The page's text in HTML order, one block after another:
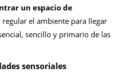
un espacio de
el ambiente para llegar
sencillo y primario de las
sensoriales